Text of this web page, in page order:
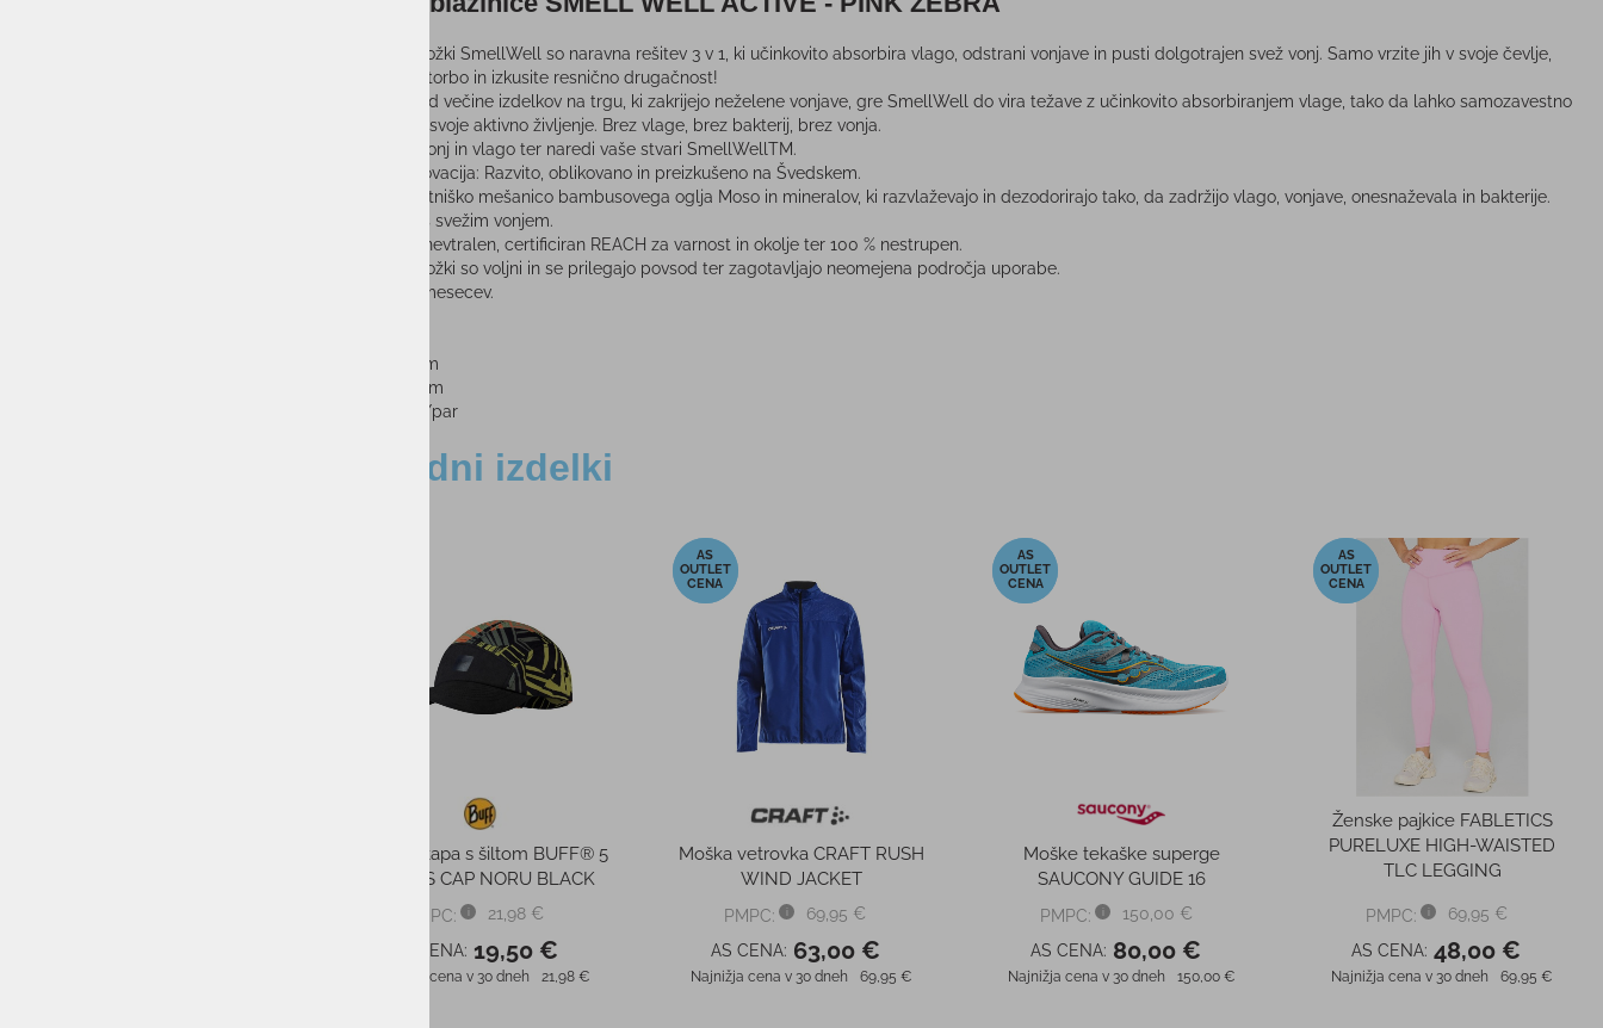
Osvežilni vložki SmellWell so naravna rešitev 3 v 1, ki učinkovito absorbira vlago, odstrani vonjave in pusti dolgotrajen svež vonj. Samo vrzite jih v svoje čevlje,
opremo ali torbo in izkusite resnično drugačnost!
Za razliko od večine izdelkov na trgu, ki zakrijejo neželene vonjave, gre SmellWell do vira težave z učinkovito absorbiranjem vlage, tako da lahko samozavestno
nadaljujete svoje aktivno življenje. Brez vlage, brez bakterij, brez vonja.
Absorbira vonj in vlago ter naredi vaše stvari SmellWellTM.
Švedska inovacija: Razvito, oblikovano in preizkušeno na Švedskem.
Vsebuje lastniško mešanico bambusovega oglja Moso in mineralov, ki razvlaževajo in dezodorirajo tako, da zadržijo vlago, vonjave, onesnaževala in bakterije.
Prepojena s svežim vonjem.
Podnebno nevtralen, certificiran REACH za varnost in okolje ter 100 % nestrupen.
Osvežilni vložki so voljni in se prilegajo povsod ter zagotavljajo neomejena področja uporabe.
Traja do 6 mesecev.
Višina: 12 cm
Globina: 1 cm
Teža: 100g/par
Sorodni izdelki
Otroška kapa s šiltom BUFF® 5
PANELS CAP NORU BLACK
PMPC:
21,98 €
AS CENA: 19,50 €
Najnižja cena v 30 dneh 21,98 €
-10%
Moška vetrovka CRAFT RUSH
WIND JACKET
PMPC:
69,95 €
AS CENA: 63,00 €
Najnižja cena v 30 dneh 69,95 €
-47%
Moške tekaške superge
SAUCONY GUIDE 16
PMPC:
150,00 €
AS CENA: 80,00 €
Najnižja cena v 30 dneh 150,00 €
-31%
Ženske pajkice FABLETICS
PURELUXE HIGH-WAISTED
TLC LEGGING
PMPC:
69,95 €
AS CENA: 48,00 €
Najnižja cena v 30 dneh 69,95 €